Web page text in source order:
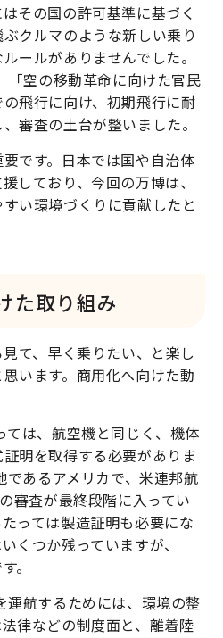
その国の許可基準に基づく
クルマのような新しい乗り
ールがありませんでした。
「空の移動革命に向けた官民
飛行に向け、初期飛行に耐
審査の土台が整いました。
です。日本では国や自治体
しており、今回の万博は、
い環境づくりに貢献したと
た取り組み
見て、早く乗りたい、と楽し
います。商用化へ向けた動
ては、航空機と同じく、機体
明を取得する必要がありま
あるアメリカで、米連邦航
審査が最終段階に入ってい
っては製造証明も必要にな
くつか残っていますが、
。
運航するためには、環境の整
律などの制度面と、離着陸